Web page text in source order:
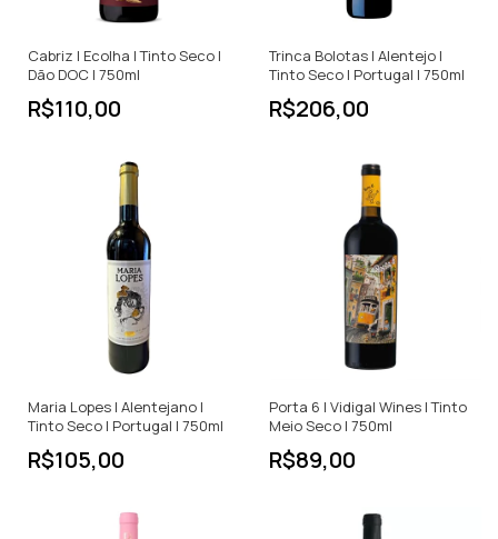
Cabriz | Ecolha | Tinto Seco |
Dão DOC | 750ml
R$110,00
Trinca Bolotas | Alentejo |
Tinto Seco | Portugal | 750ml
R$206,00
Maria Lopes | Alentejano |
Tinto Seco | Portugal | 750ml
R$105,00
Porta 6 | Vidigal Wines | Tinto
Meio Seco | 750ml
R$89,00